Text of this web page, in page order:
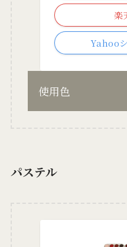
楽
Yahoo
使用色
パステル